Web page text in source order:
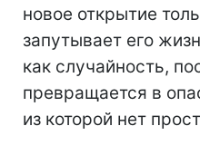
новое открытие
запутывает его
как случайность,
превращается в
из которой нет